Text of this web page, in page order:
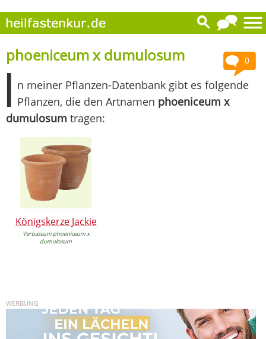
0
phoeniceum x dumulosum
I n meiner Pflanzen-Datenbank gibt es folgende
Pflanzen, die den Artnamen phoeniceum x
dumulosum tragen:
Königskerze Jackie
Verbascum phoeniceum x
dumulosum